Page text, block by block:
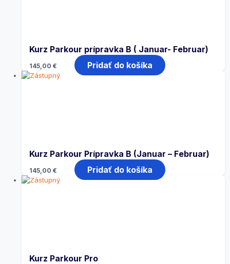
Kurz Parkour prípravka B ( Januar- Februar)
145,00 € Pridať do košíka
Kurz Parkour Prípravka B (Januar – Februar)
145,00 € Pridať do košíka
Kurz Parkour Pro